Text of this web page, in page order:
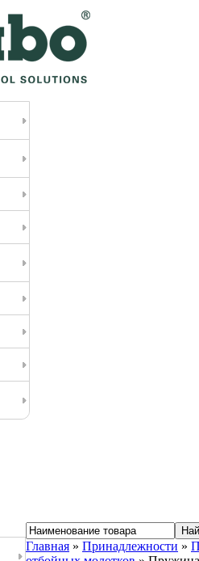
Главная » Принадлежности »